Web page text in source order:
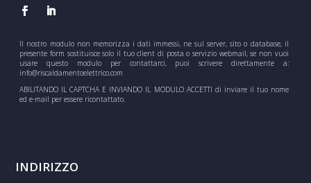
Il nostro modulo non memorizza i dati immessi, ne sul server, sito o database, il
presente form sostituisce solo il tuo client di posta o servizio webmail, se non vuoi
usare questo modulo per contattarci, puoi scrivere direttamente a:
info@riscaldamentoelettrico.com
ABILITANDO IL CAPTCHA E INVIANDO IL MODULO ACCETTI di inviare il tuo nome
ed e-mail per essere ricontattato.
INDIRIZZO